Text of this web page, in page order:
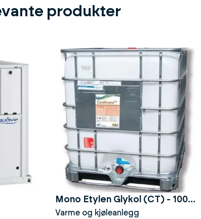
produkter
Mono Etylen Glykol (CT) - 100%
- 1000liter
Varme og kjøleanlegg